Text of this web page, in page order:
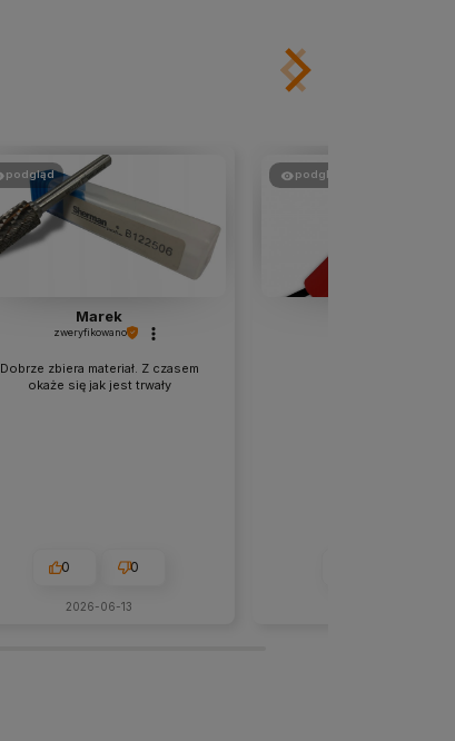
podgląd
Marek
zweryfikowano
Dobrze zbiera materiał. Z czasem
okaże się jak jest trwały
0 0
2026-06-13
podgląd